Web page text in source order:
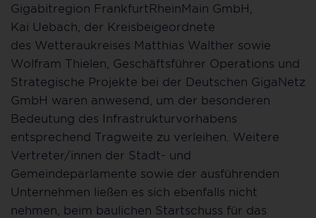
Gigabitregion FrankfurtRheinMain GmbH,
Kai Uebach, der Kreisbeigeordnete
des Wetteraukreises Matthias Walther sowie
Wolfram Thielen, Geschäftsführer Operations und
Strategische Projekte bei der Deutschen GigaNetz
GmbH waren anwesend, um der besonderen
Bedeutung des Infrastrukturvorhabens
entsprechend Tragweite zu verleihen. Weitere
Vertreter/innen der Stadt- und
Gemeindeparlamente sowie der ausführenden
Unternehmen ließen es sich ebenfalls nicht
nehmen, beim baulichen Startschuss für das